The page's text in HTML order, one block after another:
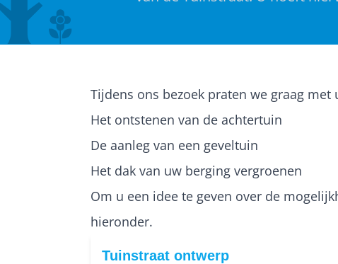
Tijdens ons bezoek praten we graag
Het ontstenen van de achtertuin
De aanleg van een geveltuin
Het dak van uw berging vergroenen
Om u een idee te geven over de
hieronder.
Tuinstraat ontwerp